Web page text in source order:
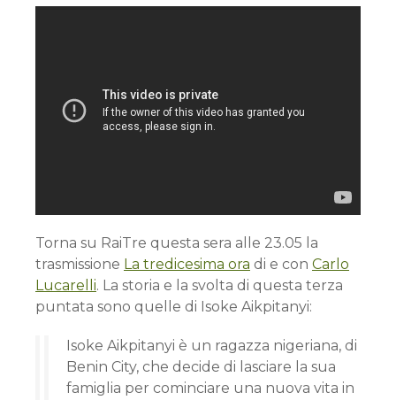
Torna su RaiTre questa sera alle 23.05 la
trasmissione La tredicesima ora di e con Carlo
Lucarelli. La storia e la svolta di questa terza
puntata sono quelle di Isoke Aikpitanyi:
Isoke Aikpitanyi è un ragazza nigeriana, di
Benin City, che decide di lasciare la sua
famiglia per cominciare una nuova vita in